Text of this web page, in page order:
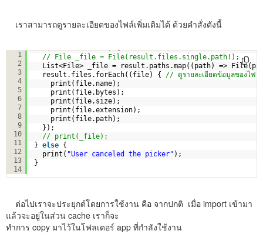
เราสามารถดูรายละเอียดของไฟล์เพิ่มเติมได้ ด้วยคำสั่งดังนี้
1
2
3
4
5
6
7
8
9
10
11
12
13
14
if (result != null) {
// File _file = File(result.files.single.path!);
List<File> _file = result.paths.map((path) =>
result.files.forEach((file) { // ดูรายละเอียดข้อมูลของไฟล์
print(file.name);
print(file.bytes);
print(file.size);
print(file.extension);
print(file.path);
});
// print(_file);
} else {
print( "User canceled the picker" );
}
ต่อไปเราจะประยุกต์โดยการใช้งาน คือ จากปกติ เมื่อ import เข้ามา
แล้วจะอยู่ในส่วน cache เราก็จะ
ทำการ copy มาไว้ในโฟลเดอร์ app ที่กำลังใช้งาน